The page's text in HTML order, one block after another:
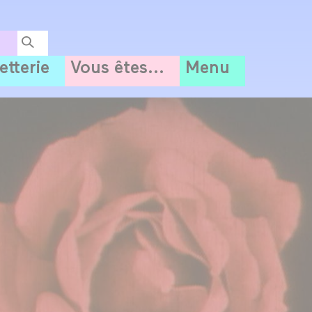
Vous êtes... Menu